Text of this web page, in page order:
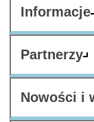
Informacje
Partnerzy
Nowości i